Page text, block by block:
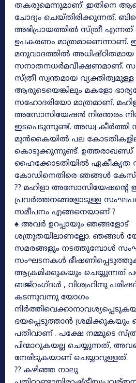
തകരുമെന്നുമാണ്. ഇതിനെ
ചോദ്യം ചെയ്തിരിക്കുന്നത്.
അഭിപ്രായത്തിൽ സ്ത്രീ എന്നത്
ഉപകരണം മാത്രമാണെന്നാണ്.
മനുവാദത്തിൽ അധിഷ്ഠിതമായ
സനാതനധർമവീക്ഷണമാണ്.
സ്ത്രീ സ്വന്തമായ
ആരുടെയെങ്കിലും മകളോ
സഹോദരിയോ മാത്രമാണ്.
അസോസിയേഷൻ നിരന്തരം
ഇടപെടുന്നുണ്ട്. അഡ്വ കീർത്തി
മുൻകൈയിൽ പല
കൊടുക്കുന്നുണ്ട്. ഉത്തരാഖണ്ഡ്
ഹൈക്കോടതിയിൽ ഏകീകൃത
കോഡിനെതിരെ ഞങ്ങൾ കേസ്
?? മഹിളാ അസോസിയേഷന്റെ
പ്രവർത്തനങ്ങളോടുള്ള
സമീപനം എങ്ങനെയാണ് ?
♠ അവർ ഉറപ്പായും ഞങ്ങളോട്
ശത്രുതയിലാണല്ലോ. ഞങ്ങൾ
സമരങ്ങളും നടത്തുമ്പോൾ
സംഘടനകൾ
ആക്രമിക്കുകയും ചെയ്യുന്നത്
ബജ്‌റംഗ്‌ദൾ , വിശ്വഹിന്ദു
കടന്നുവന്നു യോഗം
ഭയപ്പെടുത്താൻ ശ്രമിക്കുകയും
പതിവാണ് . പക്ഷേ നമ്മുടെ
പിന്മാറുകയല്ല ചെയ്യുന്നത്,
നേരിടുകയാണ് ചെയ്യാറുള്ളത്.
?? കഴിഞ്ഞ നാലു